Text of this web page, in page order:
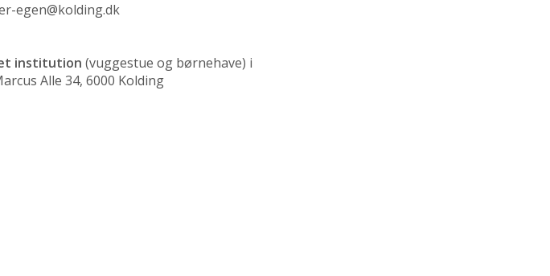
egen@kolding.dk
institution (vuggestue og børnehave) i
Alle 34, 6000 Kolding